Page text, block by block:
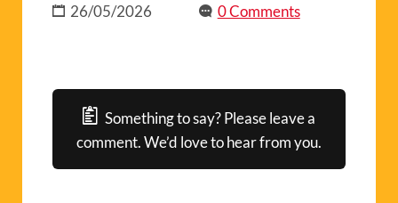
26/05/2026 0 Comments
Something to say? Please leave a
comment. We’d love to hear from you.